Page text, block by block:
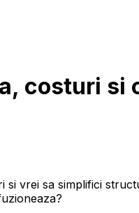
costuri
vrei sa simplifici